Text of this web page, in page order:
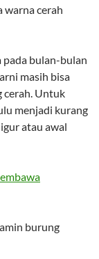
warna cerah
pada bulan-bulan
masih bisa
cerah. Untuk
menjadi kurang
atau awal
burung